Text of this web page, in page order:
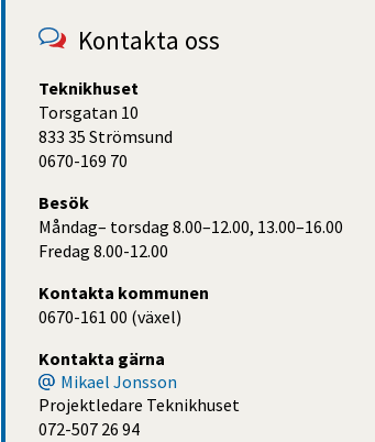
Kontakta oss
Teknikhuset
Torsgatan 10
833 35 Strömsund
0670-169 70
Besök
Måndag– torsdag 8.00–12.00, 13.00–16.00
Fredag 8.00-12.00
Kontakta kommunen
0670-161 00 (växel)
Kontakta gärna
Mikael Jonsson
Projektledare Teknikhuset
072-507 26 94